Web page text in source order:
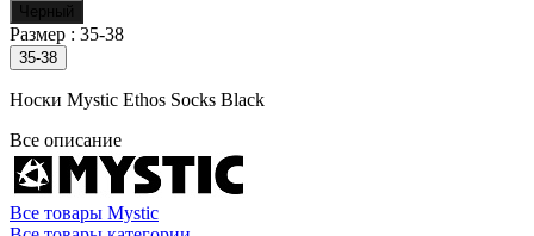
Черный
Размер : 35-38
35-38
Носки Mystic Ethos Socks Black
Все описание
Все товары Mystic